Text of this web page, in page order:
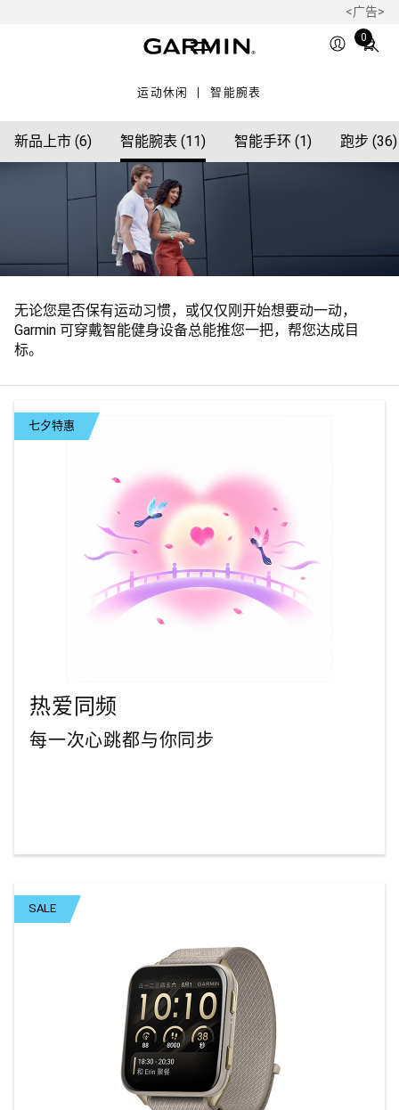
<广告>
0
Total
0
运动休闲 智能腕表
新品上市 (6) 智能腕表 (11) 智能手环 (1) 跑步 (36)
无论您是否保有运动习惯，或仅仅刚开始想要动一动，
Garmin 可穿戴智能健身设备总能推您一把，帮您达成目
标。
七夕特惠
热爱同频
每一次心跳都与你同步
SALE